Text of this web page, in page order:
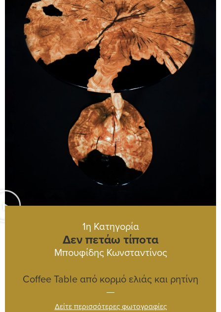
1η Κατηγορία
Δεν πετάω τίποτα
Μπουφίδης Κωνσταντίνος
Coffee Table από κορμό ελιάς και ρητίνη
Δείτε περισσότερες φωτογραφίες